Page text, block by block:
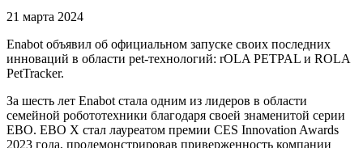
21 марта 2024
Enabot объявил об официальном запуске своих последних
инноваций в области pet-технологий: rOLA PETPAL и ROLA
PetTracker.
За шесть лет Enabot стала одним из лидеров в области
семейной робототехники благодаря своей знаменитой серии
EBO. EBO X стал лауреатом премии CES Innovation Awards
2023 года, продемонстрировав приверженность компании